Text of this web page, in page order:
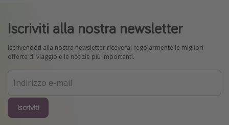
Iscriviti alla nostra newsletter
Iscrivendoti alla nostra newsletter riceverai regolarmente le migliori
offerte di viaggio e le notizie più importanti.
Iscriviti